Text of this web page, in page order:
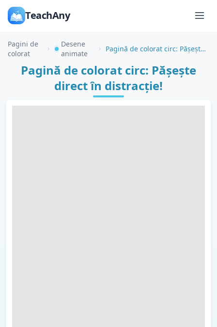
TeachAny
Pagini de
colorat
Desene
animate
Pagină de colorat circ: Pășește direct în distracție!
Pagină de colorat circ: Pășește
direct în distracție!